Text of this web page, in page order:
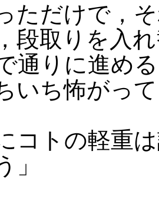
っただけで
段取りを入
通りに進め
いち怖がっ
コトの軽重
」